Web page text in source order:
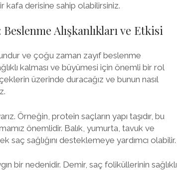
kafa derisine sahip olabilirsiniz.
Alışkanlıkları ve Etkisi
ve çoğu zaman zayıf beslenme
kalması ve büyümesi için önemli bir rol
üzerinde duracağız ve bunun nasıl
Örneğin, protein saçların yapı taşıdır, bu
önemlidir. Balık, yumurta, tavuk ve
saç sağlığını desteklemeye yardımcı olabilir.
bir nedenidir. Demir, saç foliküllerinin sağlıklı